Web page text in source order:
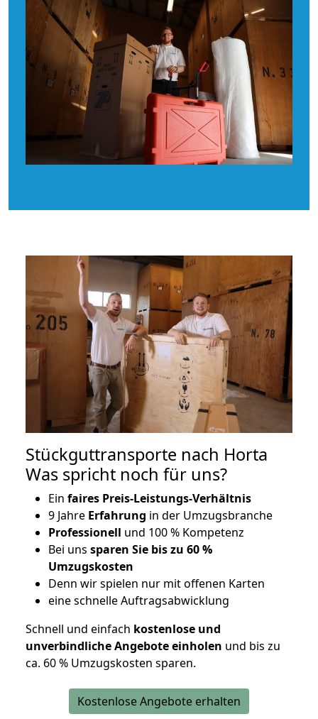
Stückguttransporte nach Horta
Was spricht noch für uns?
Ein faires Preis-Leistungs-Verhältnis
9 Jahre Erfahrung in der Umzugsbranche
Professionell und 100 % Kompetenz
Bei uns sparen Sie bis zu 60 %
Umzugskosten
Denn wir spielen nur mit offenen Karten
eine schnelle Auftragsabwicklung
Schnell und einfach kostenlose und
unverbindliche Angebote einholen und bis zu
ca. 60 % Umzugskosten sparen.
Kostenlose Angebote erhalten